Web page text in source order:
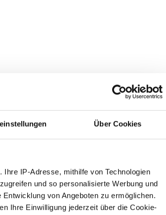
Über Cookies
IP-Adresse, mithilfe von Technologien
und so personalisierte Werbung und
von Angeboten zu ermöglichen.
Ihre Einwilligung jederzeit über die Cookie-